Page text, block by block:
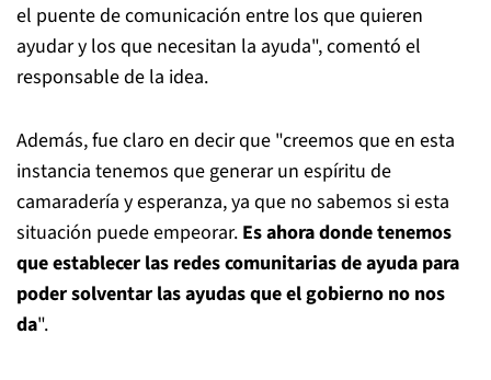
el puente de comunicación entre los que quieren
ayudar y los que necesitan la ayuda", comentó el
responsable de la idea.
Además, fue claro en decir que "creemos que en esta
instancia tenemos que generar un espíritu de
camaradería y esperanza, ya que no sabemos si esta
situación puede empeorar. Es ahora donde tenemos
que establecer las redes comunitarias de ayuda para
poder solventar las ayudas que el gobierno no nos
da".